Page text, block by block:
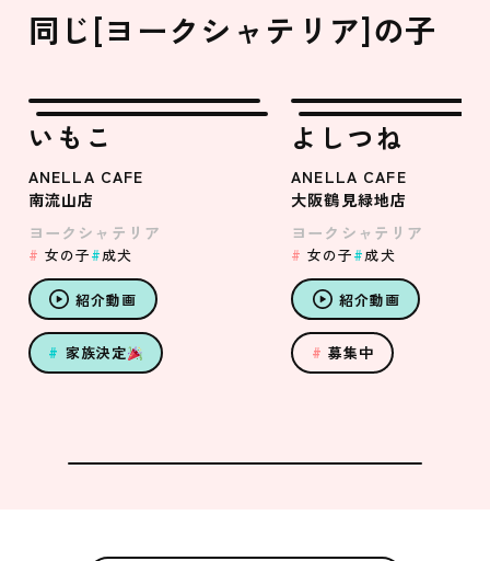
同じ[ヨークシャテリア]の子
いもこ
ANELLA CAFE
南流山店
ヨークシャテリア
女の子 成犬
紹介動画
家族決定
よしつね
ANELLA CAFE
大阪鶴見緑地店
ヨークシャテリア
女の子 成犬
紹介動画
募集中